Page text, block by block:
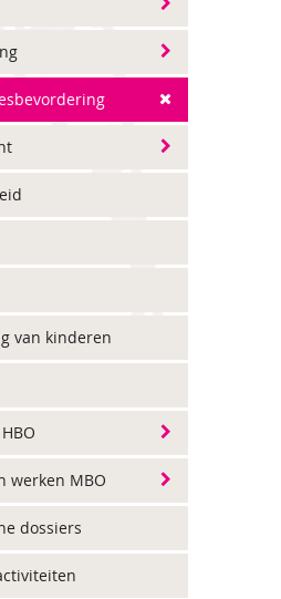
van kinderen
werken MBO
dossiers